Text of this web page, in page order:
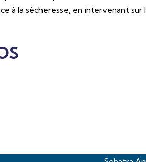
à la sècheresse, en intervenant